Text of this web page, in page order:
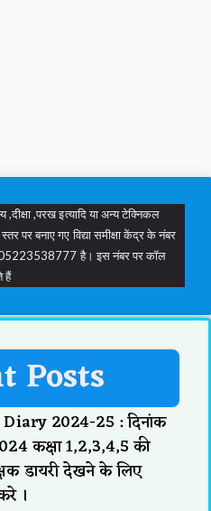
,परख इत्यादि या अन्य टेक्निकल
पर बनाए गए विद्या समीक्षा केंद्र के नंबर
है। इस नंबर पर कॉल
हैं
Posts
2024-25 : दिनांक
कक्षा 1,2,3,4,5 की
डायरी देखने के लिए
।